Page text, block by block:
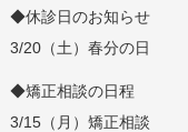
◆休診日のお知らせ
3/20（土）春分の日
◆矯正相談の日程
3/15（月）矯正相談